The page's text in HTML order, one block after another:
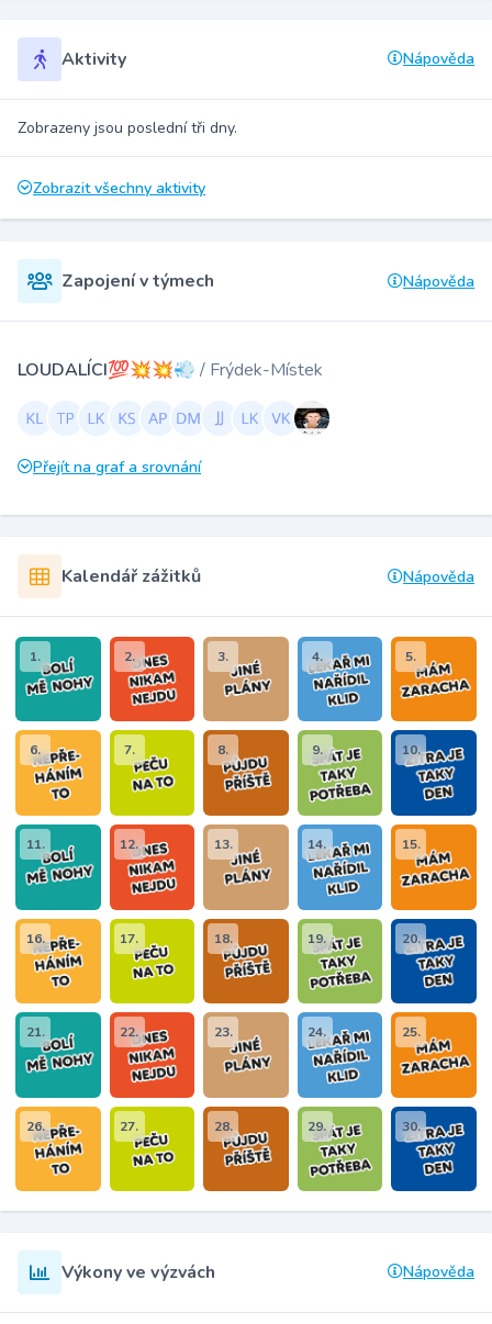
Aktivity Nápověda
Zobrazeny jsou poslední tři dny.
Zobrazit všechny aktivity
Zapojení v týmech Nápověda
LOUDALÍCI💯💥💥💨 / Frýdek-Místek
Přejít na graf a srovnání
Kalendář zážitků Nápověda
1. 2. 3. 4. 5.
6. 7. 8. 9. 10.
11. 12. 13. 14. 15.
16. 17. 18. 19. 20.
21. 22. 23. 24. 25.
26. 27. 28. 29. 30.
Výkony ve výzvách Nápověda